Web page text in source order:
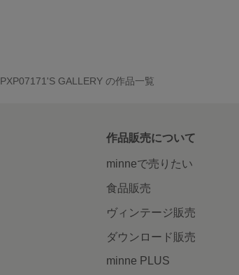
PXP07171'S GALLERY の作品一覧
作品販売について
minneで売りたい
食品販売
ヴィンテージ販売
ダウンロード販売
minne PLUS